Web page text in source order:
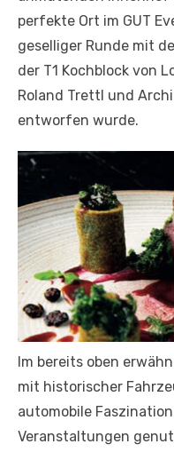
perfekte Ort im GUT
geselliger Runde mit
der T1 Kochblock von
Roland Trettl und
entworfen wurde.
Im bereits oben
mit historischer
automobile
Veranstaltungen